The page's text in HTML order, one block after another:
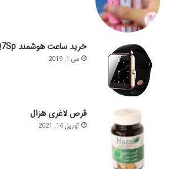
خرید ساعت هوشمند Q7Sp
می 1, 2019
قرص لاغری هزال
آوریل 14, 2021